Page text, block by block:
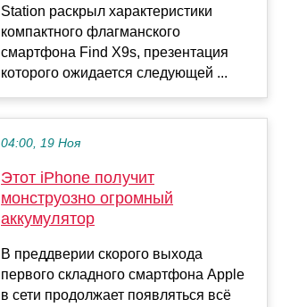
Station раскрыл характеристики
компактного флагманского
смартфона Find X9s, презентация
которого ожидается следующей ...
04:00, 19 Ноя
Этот iPhone получит
монструозно огромный
аккумулятор
В преддверии скорого выхода
первого складного смартфона Apple
в сети продолжает появляться всё